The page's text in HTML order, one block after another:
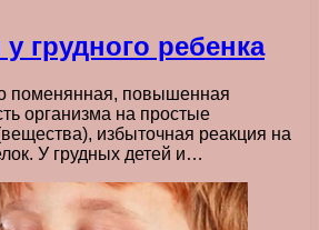
грудного ребенка
поменянная, повышенная
организма на простые
избыточная реакция на
У грудных детей и…